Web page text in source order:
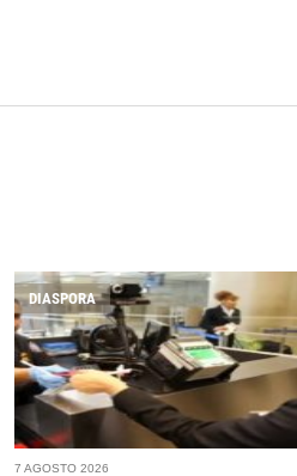
DIASPORA
7 AGOSTO 2026